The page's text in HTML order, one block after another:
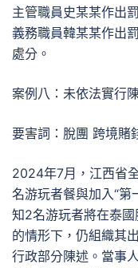
主管職員史某某作出
義務職員韓某某作出
處分。
案例八：未依法實行
要害詞：脫團 跨境賭
2024年7月，江西省
名游玩者餐與加入“第
知2名游玩者將在泰
的情形下，仍組織其
行政部分陳述。當事